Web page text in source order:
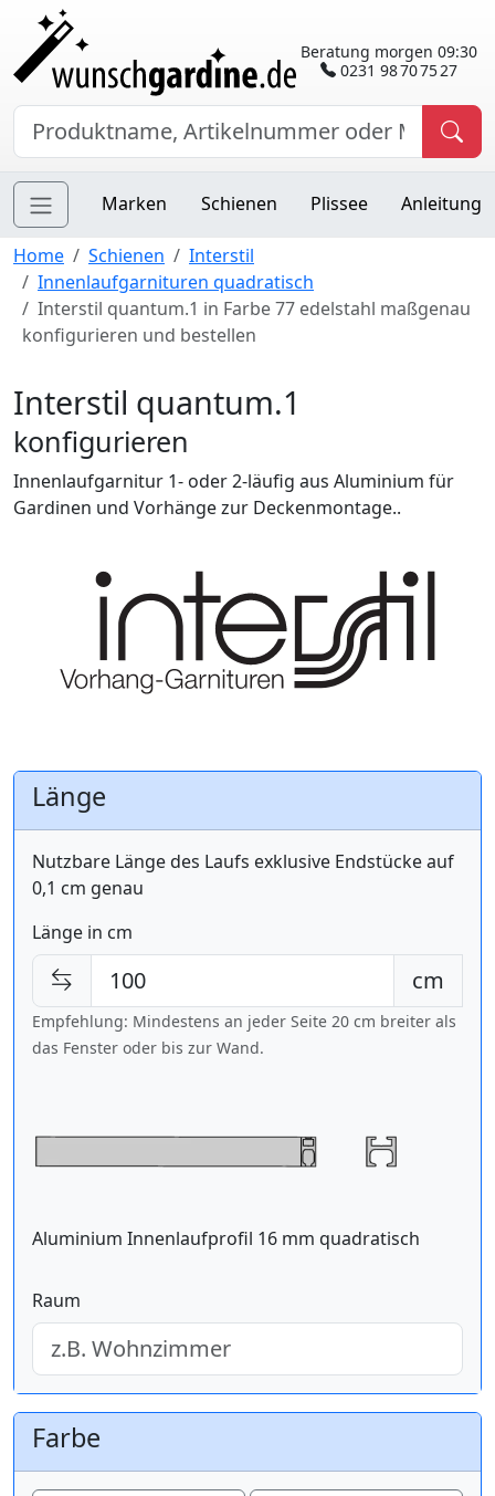
Beratung morgen 09:30
0231 98 70 75 27
Marken Schienen Plissee Anleitung
Home Schienen
Interstil
Innenlaufgarnituren quadratisch
Interstil quantum.1 in Farbe 77 edelstahl maßgenau
konfigurieren und bestellen
Interstil quantum.1
konfigurieren
Innenlaufgarnitur 1- oder 2-läufig aus Aluminium für
Gardinen und Vorhänge zur Deckenmontage..
Länge
Nutzbare Länge des Laufs exklusive Endstücke auf
0,1 cm genau
Länge in cm
cm
Empfehlung: Mindestens an jeder Seite 20 cm breiter als
das Fenster oder bis zur Wand.
Aluminium Innenlaufprofil 16 mm quadratisch
Raum
Farbe